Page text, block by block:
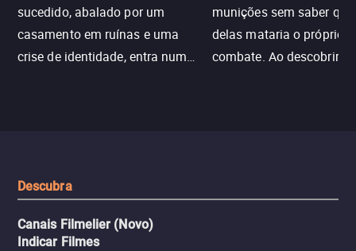
sucedido, abalado por um
casamento em ruínas e uma
crise de identidade, entra num
munições sem saber
delas mataria o próprio
combate. Ao descobrir a
Descubra
Canais Filmelier (Novo)
Indicar Filmes